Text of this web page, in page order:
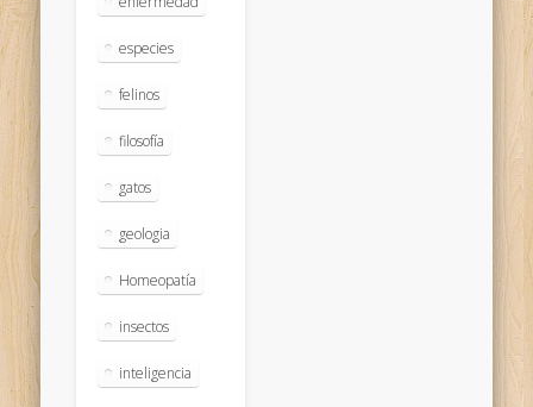
especies
felinos
filosofía
gatos
geologia
Homeopatía
insectos
inteligencia